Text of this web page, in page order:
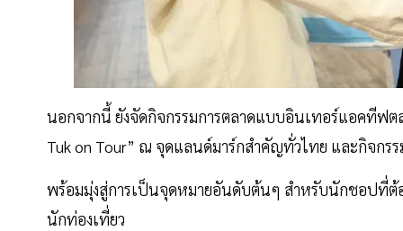
นอกจากนี้ ยังจัดกิจกรรมการตลาดแบบอินเทอร์แอคทีฟต
Tuk on Tour” ณ จุดแลนด์มาร์กสำคัญทั่วไทย และกิจกร
พร้อมมุ่งสู่การเป็นจุดหมายอันดับต้นๆ สำหรับนักชอปที่ต้
นักท่องเที่ยว